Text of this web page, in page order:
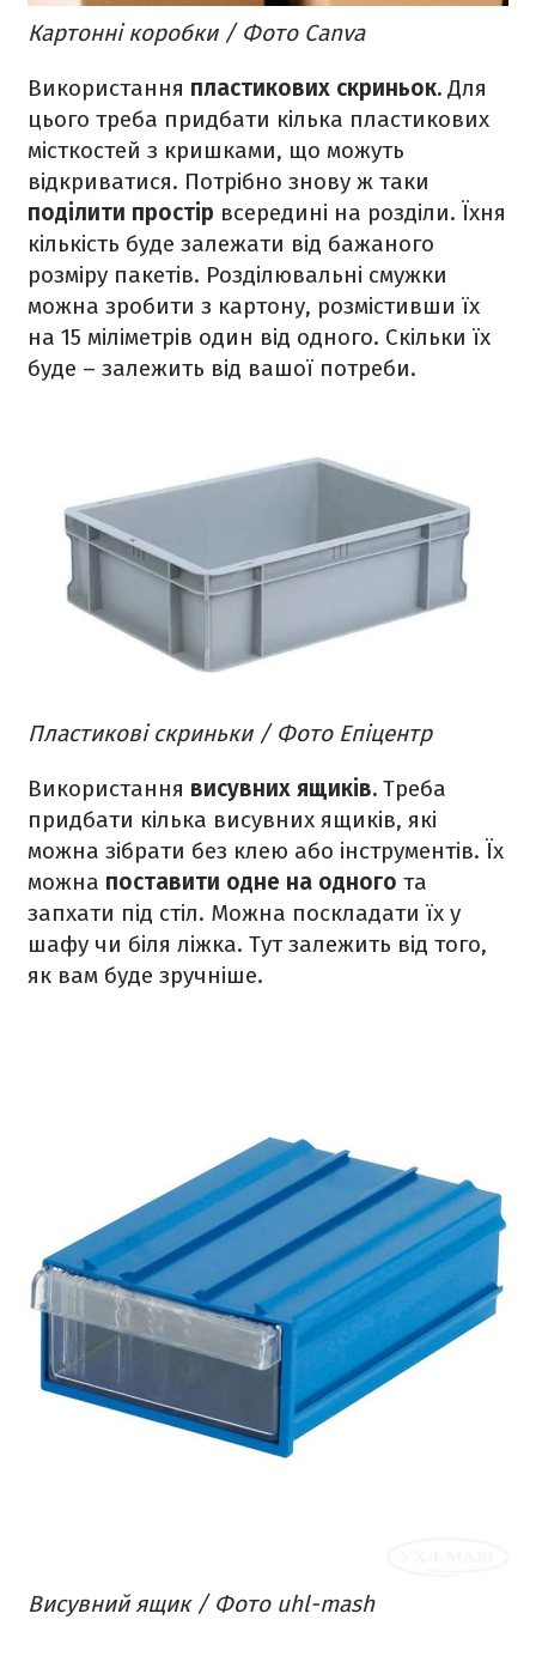
Картонні коробки / Фото Canva
Використання пластикових скриньок. Для
цього треба придбати кілька пластикових
місткостей з кришками, що можуть
відкриватися. Потрібно знову ж таки
поділити простір всередині на розділи. Їхня
кількість буде залежати від бажаного
розміру пакетів. Розділювальні смужки
можна зробити з картону, розмістивши їх
на 15 міліметрів один від одного. Скільки їх
буде – залежить від вашої потреби.
Пластикові скриньки / Фото Епіцентр
Використання висувних ящиків. Треба
придбати кілька висувних ящиків, які
можна зібрати без клею або інструментів. Їх
можна поставити одне на одного та
запхати під стіл. Можна поскладати їх у
шафу чи біля ліжка. Тут залежить від того,
як вам буде зручніше.
Висувний ящик / Фото uhl-mash